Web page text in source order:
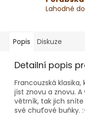
Lahodné
Popis Diskuze
Detailní popis
Francouzská
jíst znovu a znovu.
větrník, tak jich
své chuťové buňky.